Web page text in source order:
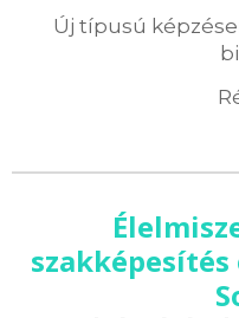
Új típusú